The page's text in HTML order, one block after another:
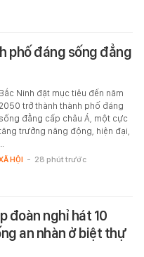
phố đáng sống đẳng
Bắc Ninh đặt mục tiêu đến năm
2050 trở thành thành phố đáng
sống đẳng cấp châu Á, một cực
trưởng năng động, hiện đại,
…
HỘI - 28 phút trước
đoàn nghỉ hát 10
an nhàn ở biệt thự